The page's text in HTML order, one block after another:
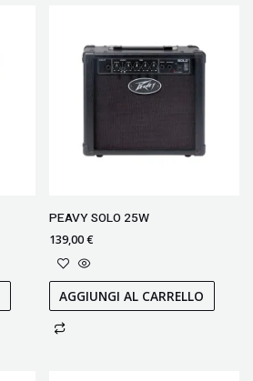
PEAVY SOLO 25W
139,00€
AGGIUNGI AL CARRELLO